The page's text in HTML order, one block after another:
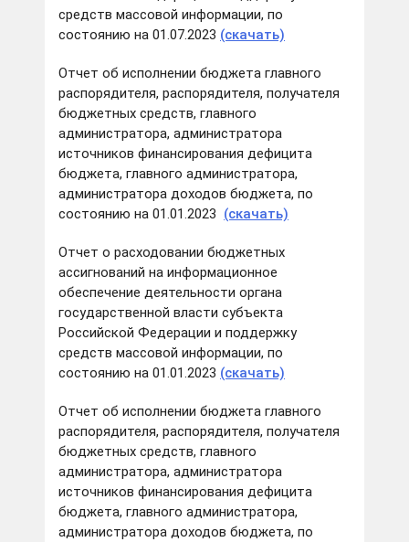
средств массовой информации, по
состоянию на 01.07.2023 (скачать)
Отчет об исполнении бюджета главного
распорядителя, распорядителя, получателя
бюджетных средств, главного
администратора, администратора
источников финансирования дефицита
бюджета, главного администратора,
администратора доходов бюджета, по
состоянию на 01.01.2023 (скачать)
Отчет о расходовании бюджетных
ассигнований на информационное
обеспечение деятельности органа
государственной власти субъекта
Российской Федерации и поддержку
средств массовой информации, по
состоянию на 01.01.2023 (скачать)
Отчет об исполнении бюджета главного
распорядителя, распорядителя, получателя
бюджетных средств, главного
администратора, администратора
источников финансирования дефицита
бюджета, главного администратора,
администратора доходов бюджета, по